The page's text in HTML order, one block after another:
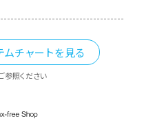
ムチャートを見る
参照ください